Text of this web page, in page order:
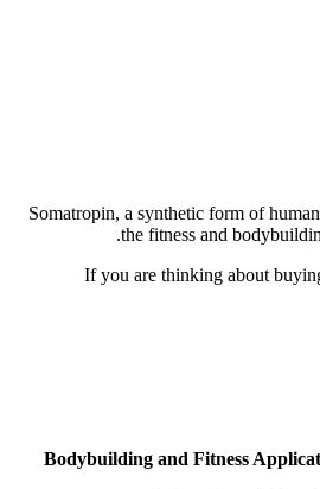
Somatropin, a synthetic form of
the fitness and
If you are thinking about
Bodybuilding and Fitness